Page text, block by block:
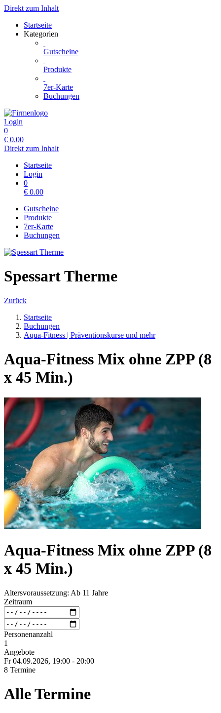
Direkt zum Inhalt
Startseite
Kategorien
Gutscheine
Produkte
7er-Karte
Buchungen
Login
0
€ 0.00
Direkt zum Inhalt
Startseite
Login
0
€ 0.00
Gutscheine
Produkte
7er-Karte
Buchungen
Spessart Therme
Zurück
Startseite
Buchungen
Aqua-Fitness | Präventionskurse und mehr
Aqua-Fitness Mix ohne ZPP (8
x 45 Min.)
Aqua-Fitness Mix ohne ZPP (8
x 45 Min.)
Altersvoraussetzung: Ab 11 Jahre
Zeitraum
Personenanzahl
1
Angebote
Fr 04.09.2026, 19:00 - 20:00
8 Termine
Alle Termine